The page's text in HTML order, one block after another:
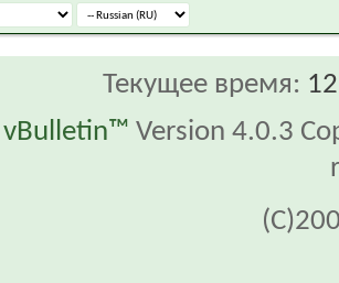
Текущее время:
vBulletin™ Version 4.0.3